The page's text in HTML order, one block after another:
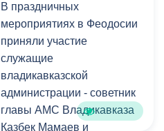
этого турнира. У нас есть
молодые маленькие
таланты, которые могут
хорошо выступать и
создать карьеру в этом
виде спорта. Такие
турниры помогают не
только получить
В праздничных
мероприятиях в Феодосии
приняли участие
служащие
владикавказской
администрации - советник
главы АМС Владикавказа
Казбек Мамаев и